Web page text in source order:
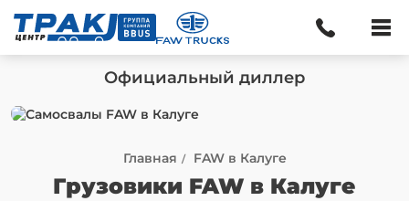
Официальный диллер
Главная FAW в Калуге
Грузовики FAW в Калуге